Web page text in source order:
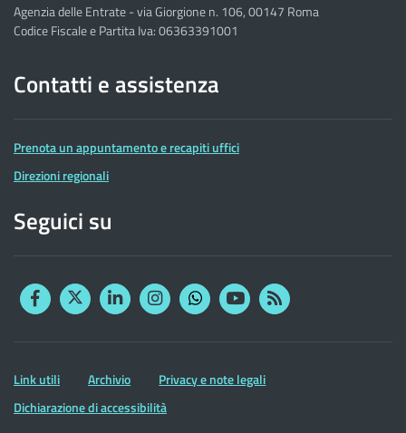
Agenzia delle Entrate - via Giorgione n. 106, 00147 Roma
Codice Fiscale e Partita Iva: 06363391001
Contatti e assistenza
Prenota un appuntamento e recapiti uffici
Direzioni regionali
Seguici su
FacebookTwitterLinkedinInstagram
YouTubeRSS
Altre
informazioni
Link utili Archivio
Privacy e note legali
Dichiarazione di accessibilità